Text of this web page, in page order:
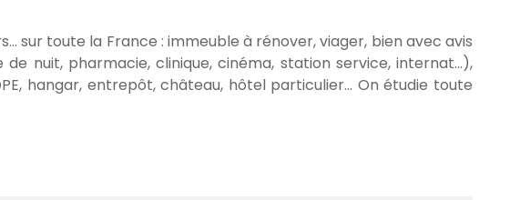
sur toute la France : immeuble à rénover, viager, bien avec avis
nuit, pharmacie, clinique, cinéma, station service, internat...),
hangar, entrepôt, château, hôtel particulier... On étudie toute